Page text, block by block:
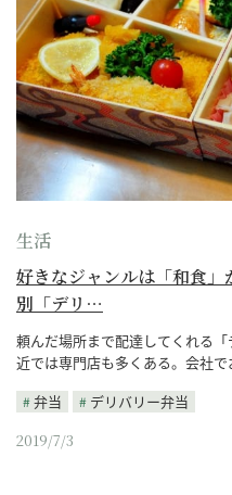
生活
好きなジャンルは「和食
別「デリ…
頼んだ場所まで配達してくれる
近では専門店も多くある。会社
弁当
デリバリー弁当
2019/7/3